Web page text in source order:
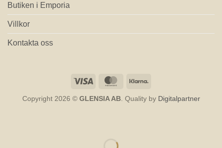
Butiken i Emporia
Villkor
Kontakta oss
Visa MasterCard
Copyright 2026 © GLENSIA AB. Quality by Digitalpartner